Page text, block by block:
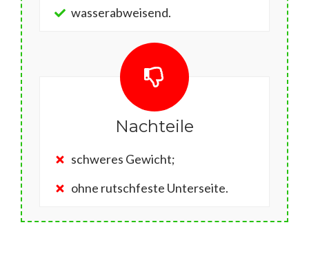
wasserabweisend.
Nachteile
schweres Gewicht;
ohne rutschfeste Unterseite.